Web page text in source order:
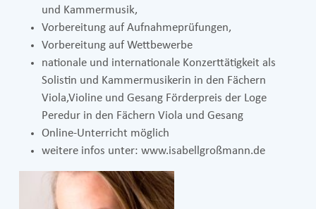
und Kammermusik,
Vorbereitung auf Aufnahmeprüfungen,
Vorbereitung auf Wettbewerbe
nationale und internationale Konzerttätigkeit als
Solistin und Kammermusikerin in den Fächern
Viola,Violine und Gesang Förderpreis der Loge
Peredur in den Fächern Viola und Gesang
Online-Unterricht möglich
weitere infos unter: www.isabellgroßmann.de